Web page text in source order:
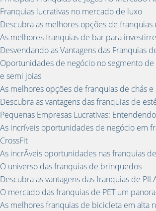
Franquias lucrativas no mercado de luxo
Descubra as melhores opções de franquias
As melhores franquias de bar para
Desvendando as Vantagens das Franquias
Oportunidades de negócio no segmento
e semi joias
As melhores opções de franquias de chás e
Descubra as vantagens das franquias de
Pequenas Empresas Lucrativas:
As incríveis oportunidades de negócio em
CrossFit
As incrÃ­veis oportunidades nas franquias
O universo das franquias de brinquedos
Descubra as vantagens das franquias de
O mercado das franquias de PET um
As melhores franquias de bicicleta em alta